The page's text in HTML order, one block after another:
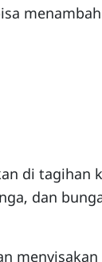
di tagihan
dan